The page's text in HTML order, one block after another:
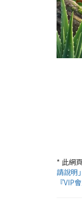
* 此網
請說明」
『VIP